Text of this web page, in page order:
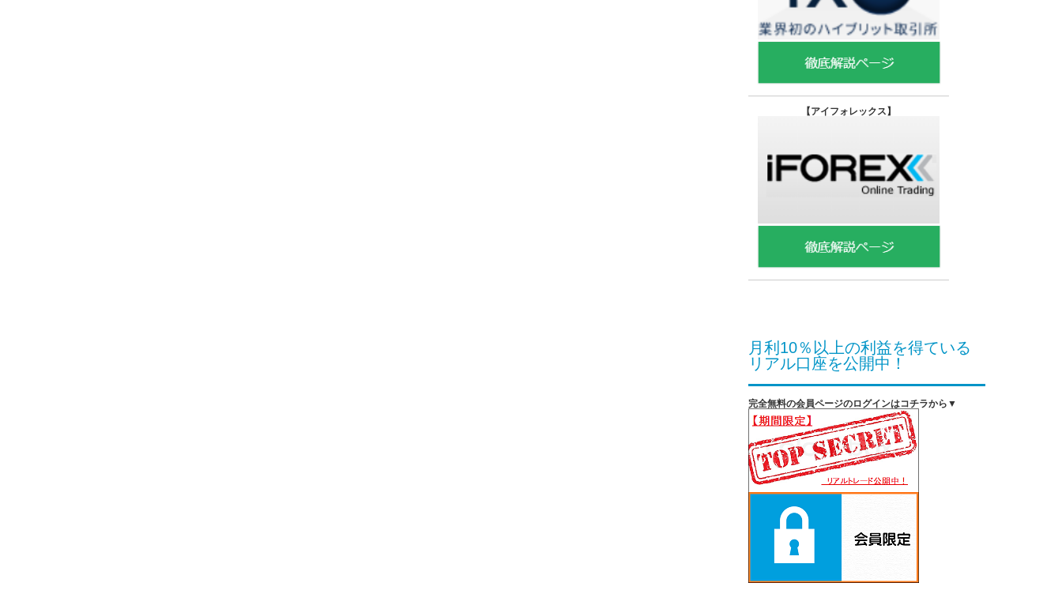
【アイフォレックス】
月利10％以上の利益を得ている
リアル口座を公開中！
完全無料の会員ページのログインはコチラから▼